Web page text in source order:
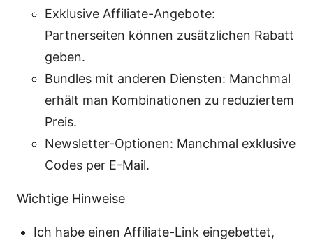
Exklusive Affiliate-Angebote:
Partnerseiten können zusätzlichen Rabatt
geben.
Bundles mit anderen Diensten: Manchmal
erhält man Kombinationen zu reduziertem
Preis.
Newsletter-Optionen: Manchmal exklusive
Codes per E-Mail.
Wichtige Hinweise
Ich habe einen Affiliate-Link eingebettet,